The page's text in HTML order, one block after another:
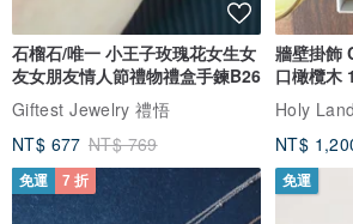
◎保養方式◎
‧ 請勿過份擠壓。
‧ 盡量避免直接接觸香水等化學物質和水。
‧ 減少與空氣接觸及存放在密封陰涼處。
石榴石/唯一 小王子玫瑰花女生女
友女朋友情人節禮物禮盒手鍊B26
Giftest Jewelry 禮悟
NT$ 677 NT$ 769
牆壁掛飾
口橄欖木
NT$
免運 7 折 免運